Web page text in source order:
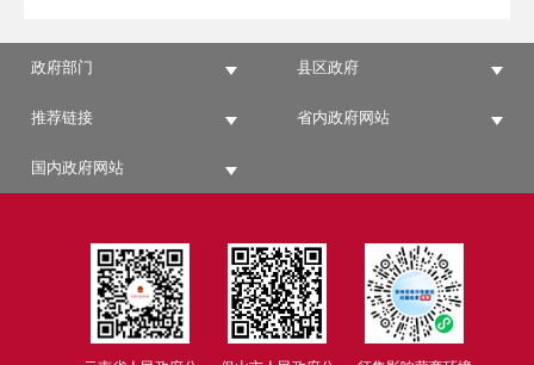
政府部门 县区政府
推荐链接 省内政府网站
国内政府网站